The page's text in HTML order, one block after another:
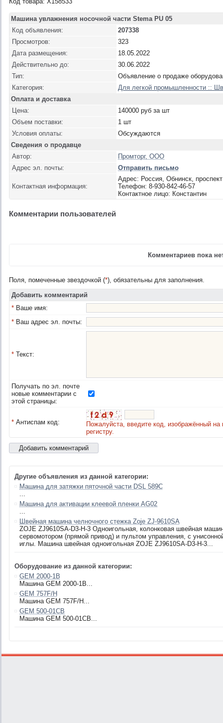
Машина увлажнения носочной части Stema PU 05
Код объявления:
207338
Просмотров:
323
Дата размещения:
18.05.2022
Действительно до:
30.06.2022
Тип:
Объявление о продаже
Категория:
Для легкой промышленности ::
Оплата и доставка
Цена:
140000 руб за шт
Объем поставки:
1 шт
Условия оплаты:
Обсуждаются
Сведения о продавце
Автор:
Промторг, ООО
Адрес эл. почты:
Отправить письмо
Контактная информация:
Адрес: Россия, Обнинск,
Телефон: 8-930-842-46-57
Контактное лицо: Константин
Комментарии пользователей
Комментариев пока
Поля, помеченные звездочкой (*), обязательны для заполнения.
Добавить комментарий
* Ваше имя:
* Ваш адрес эл. почты:
* Текст:
Получать по эл. почте
новые комментарии с
этой страницы:
* Антиспам код:
Пожалуйста, введите код, изображённый
регистру.
Другие объявления из данной категории:
Машина для затяжки пяточной части DSL 589C
...
Машина для активации клеевой пленки AG02
...
Швейная машина челночного стежка Zoje ZJ-9610SA
ZOJE ZJ9610SA-D3-H-3 Одноигольная, колонковая швейная
сервомотором (прямой привод) и пультом управления, с
иглы. Машина швейная одноигольная ZOJE ZJ9610SA-D3-H-3...
Оборудование из данной категории:
GEM 2000-1B
Машина GEM 2000-1B...
GEM 757F/H
Машина GEM 757F/H...
GEM 500-01CB
Машина GEM 500-01CB...